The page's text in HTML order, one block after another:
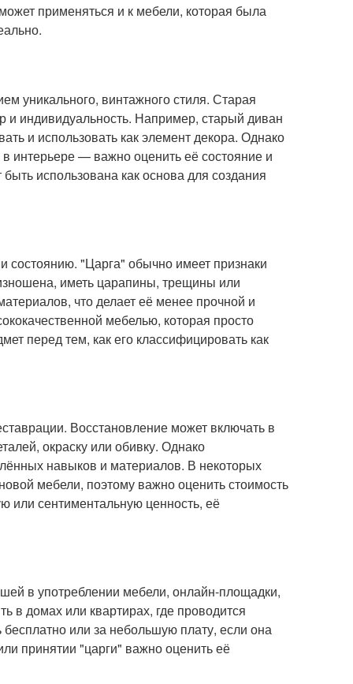
применяться и к мебели, которая была
уникального, винтажного стиля. Старая
и индивидуальность. Например, старый диван
и использовать как элемент декора. Однако
интерьере — важно оценить её состояние и
использована как основа для создания
"Царга" обычно имеет признаки
иметь царапины, трещины или
что делает её менее прочной и
мебелью, которая просто
перед тем, как его классифицировать как
Восстановление может включать в
окраску или обивку. Однако
навыков и материалов. В некоторых
мебели, поэтому важно оценить стоимость
или сентиментальную ценность, её
в употреблении мебели, онлайн-площадки,
в домах или квартирах, где проводится
или за небольшую плату, если она
принятии "царги" важно оценить её